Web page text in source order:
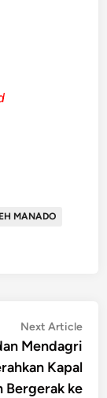
MANADO
Next Article
Mendagri
Kapal
Bergerak ke